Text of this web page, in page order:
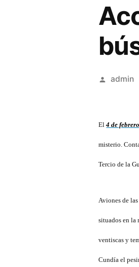
admin
El4 de
misterio.
Tercio de la
Aviones de las
situados en la
ventiscas y
Cundía el